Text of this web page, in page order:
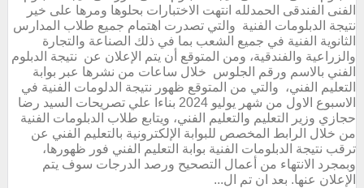
الفنى الفندقى الحمدلله انتهت الاختبارات بحلوها ومرها على خير
نتيجة الدبلومات الفنية والتي تصدرت اهتمام جميع طلاب المدارس
الثانوية الفنية في جميع الشعب بما في ذلك الصناعة والتجارة
والزراعية والفندقية، ومن المتوقع أن يتم الإعلان عن نتيجة الدبلوم
الفني بالاسم ورقم الجلوس خلال ساعات من نشرها عبر بوابة
التعليم الفني، والتي من المتوقع ظهور نتيجة الدلومات الفنية في
الاسبوع الاول من شهر يوليو 2024 بناءا علي تصريحات السيد رضا
حجازي وزير التعليم والتعليم الفني، ويتابع طلاب الدبلومات الفنية
من خلال الرابط المخصص للبوابة الإلكترونية بالتعليم الفني عن
ترقب نتيجة الدبلومات الفنية بوابة التعليم الفني فور ظهورها،
وبمجرد الانتهاء من أعمال التصحيح ورصد الدرجات سوف يتم
الإعلان عنها. بعد ان تم ال...